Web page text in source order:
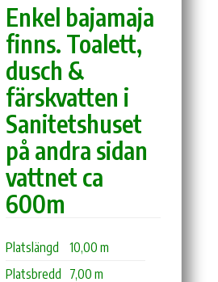
Enkel bajamaja
finns. Toalett,
dusch &
färskvatten i
Sanitetshuset
på andra sidan
vattnet ca
600m
Platslängd
10,00 m
Platsbredd 7,00 m